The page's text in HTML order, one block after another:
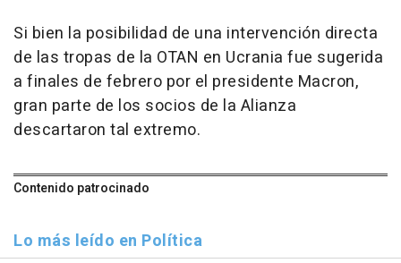
Si bien la posibilidad de una intervención directa
de las tropas de la OTAN en Ucrania fue sugerida
a finales de febrero por el presidente Macron,
gran parte de los socios de la Alianza
descartaron tal extremo.
Contenido patrocinado
Lo más leído en Política